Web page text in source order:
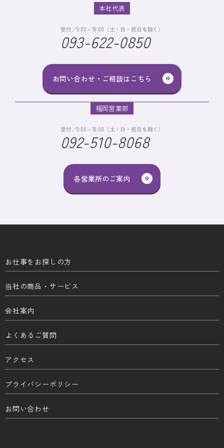
お問い合わせ・ご相談はこちら
本社代表
受付／9:00～18:00（土・日・祝日を除く）
093-622-0850
各営業所のご案内
福岡営業部
受付／9:00～18:00（土・日・祝日を除く）
092-510-8068
お仕事をお探しの方
当社の商品・サービス
会社案内
よくあるご質問
アクセス
プライバシーポリシー
お問い合わせ